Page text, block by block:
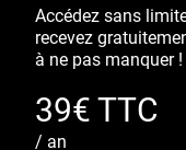
Accédez sans
recevez
à ne pas manquer !
39€ TTC
/ an